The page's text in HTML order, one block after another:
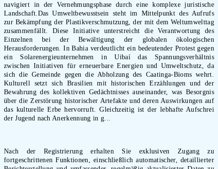
navigiert in der Vernehmungsphase durch eine komplexe juristische
Landschaft.Das Umweltbewusstsein steht im Mittelpunkt des Aufrufs
zur Bekämpfung der Plastikverschmutzung, der mit dem Weltumwelttag
zusammenfällt. Diese Initiative unterstreicht die Verantwortung des
Einzelnen bei der Bewältigung der globalen ökologischen
Herausforderungen. In Bahia verdeutlicht ein bedeutender Protest gegen
ein Solarenergieunternehmen in Uibaí das Spannungsverhältnis
zwischen Initiativen für erneuerbare Energien und Umweltschutz, da
sich die Gemeinde gegen die Abholzung des Caatinga-Bioms wehrt.
Kulturell setzt sich Brasilien mit historischen Erzählungen und der
Bewahrung des kollektiven Gedächtnisses auseinander, was Besorgnis
über die Zerstörung historischer Artefakte und deren Auswirkungen auf
das kulturelle Erbe hervorruft. Gleichzeitig ist der lebhafte Aufschrei
der Jugend nach Anerkennung in g...
Nach der Registrierung erhalten Sie exklusiven Zugang zu
fortgeschrittenen Funktionen, einschließlich automatischer, detaillierter